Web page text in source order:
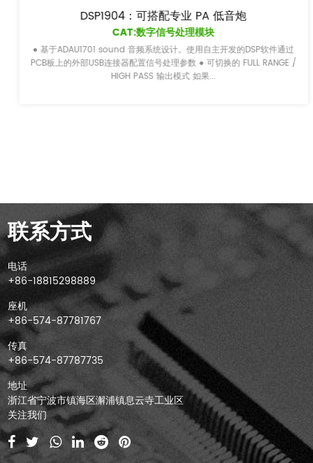
DSP1904：可搭配专业 PA 低音炮
CAT:数字信号处理模块
● 基于ADAU1701 sound 音频系统设计。使用自主开发的DSP软件通过
PCB板上的外部USB连接器配置信号处理参数 ● 可切换的 FULL RANGE /
HIGH PASS 输出模式 如果...
联系方式
电话
+86-18815298889
座机
+86-574-87781767
传真
+86-574-87787735
地址
浙江省宁波市镇海区澥浦镇息云寺工业区
关注我们